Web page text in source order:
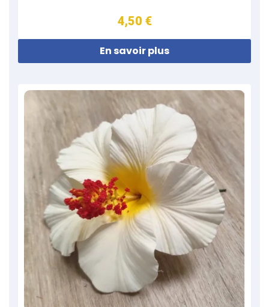
4,50 €
En savoir plus